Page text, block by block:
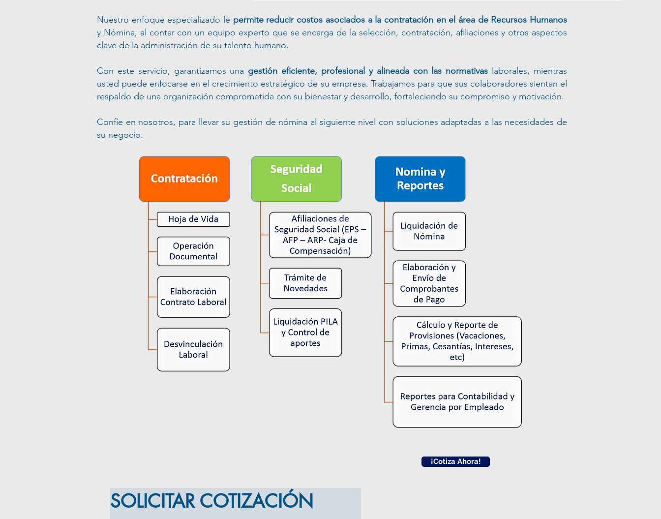
Nuestro enfoque especializado le permite reducir costos asociados a la contratación en el área de Recursos Humanos
y Nómina, al contar con un equipo experto que se encarga de la selección, contratación, afiliaciones y otros aspectos
clave de la administración de su talento humano.
Con este servicio, garantizamos una gestión eficiente, profesional y alineada con las normativas laborales, mientras
usted puede enfocarse en el crecimiento estratégico de su empresa. Trabajamos para que sus colaboradores sientan el
respaldo de una organización comprometida con su bienestar y desarrollo, fortaleciendo su compromiso y motivación.
Confíe en nosotros, para llevar su gestión de nómina al siguiente nivel con soluciones adaptadas a las necesidades de
su negocio.
¡Cotiza Ahora!
SOLICITAR COTIZACIÓN